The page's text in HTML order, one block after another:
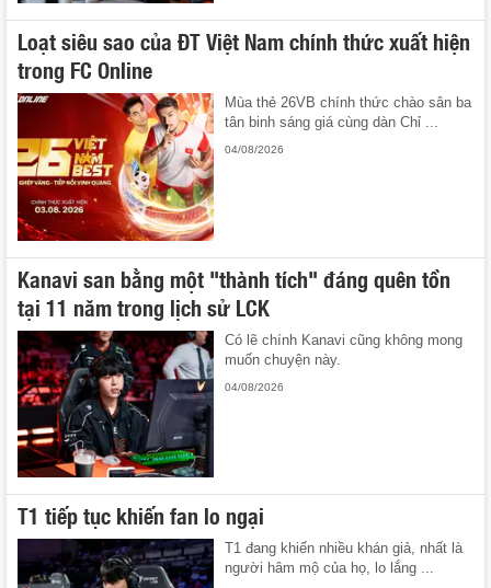
Loạt siêu sao của ĐT Việt Nam chính thức xuất hiện
trong FC Online
Mùa thẻ 26VB chính thức chào sân ba
tân binh sáng giá cùng dàn Chỉ ...
04/08/2026
Kanavi san bằng một "thành tích" đáng quên tồn
tại 11 năm trong lịch sử LCK
Có lẽ chính Kanavi cũng không mong
muốn chuyện này.
04/08/2026
T1 tiếp tục khiến fan lo ngại
T1 đang khiến nhiều khán giả, nhất là
người hâm mộ của họ, lo lắng ...